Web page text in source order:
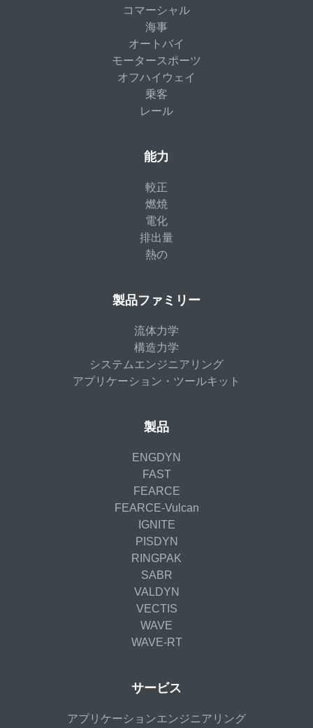
コマーシャル
海事
オートバイ
モータースポーツ
オフハイウェイ
乗客
レール
能力
較正
燃焼
電化
排出量
熱の
製品ファミリー
流体力学
構造力学
システムエンジニアリング
アプリケーション・ツールキット
製品
ENGDYN
FAST
FEARCE
FEARCE-Vulcan
IGNITE
PISDYN
RINGPAK
SABR
VALDYN
VECTIS
WAVE
WAVE-RT
サービス
アプリケーションエンジニアリング